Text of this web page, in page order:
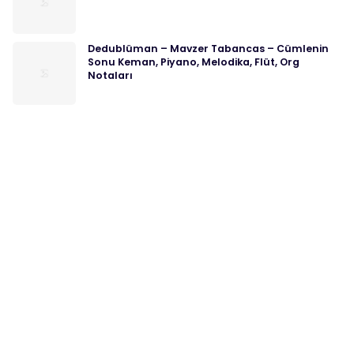
Dedublüman – Mavzer Tabancas – Cümlenin
Sonu Keman, Piyano, Melodika, Flüt, Org
Notaları